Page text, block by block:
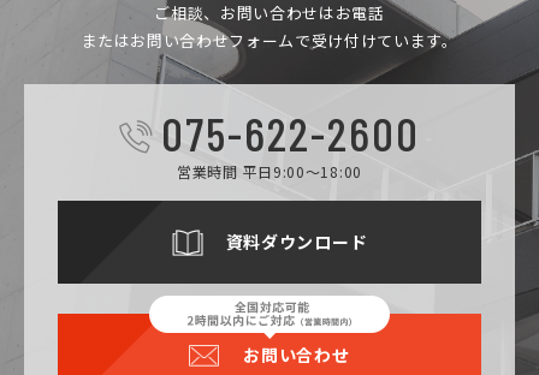
ご相談、お問い合わせはお電話
またはお問い合わせフォームで受け付けています。
075-622-2600
営業時間 平日9:00～18:00
資料ダウンロード
お問い合わせ